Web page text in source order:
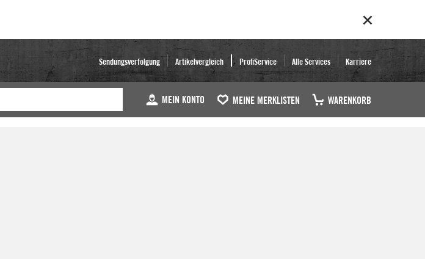
Sendungsverfolgung Artikelvergleich ProfiService Alle Services Karriere
MEIN KONTO MEINE MERKLISTEN WARENKORB